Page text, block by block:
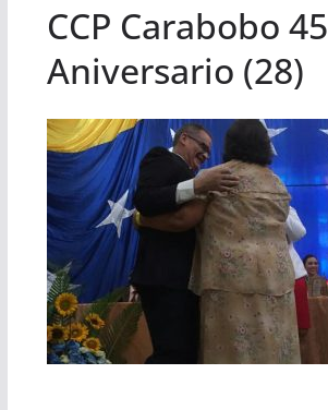
CCP Carabobo 45
Aniversario (28)